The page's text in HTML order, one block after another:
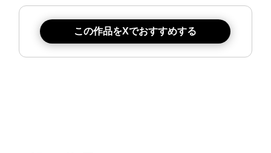
この作品をXでおすすめする